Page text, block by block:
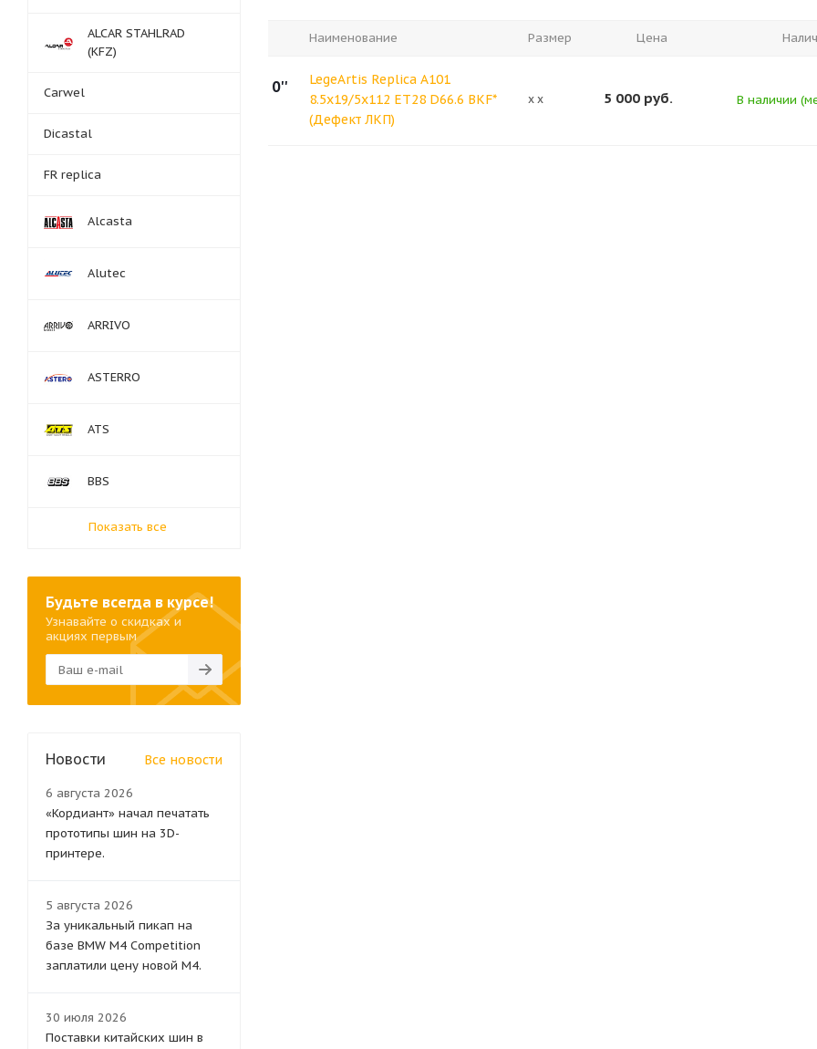
Наименование Размер Цена
0''
LegeArtis Replica A101
8.5x19/5x112 ET28 D66.6 BKF*
(Дефект ЛКП)
x x 5 000 руб. В наличии
ALCAR STAHLRAD
(KFZ)
Carwel
Dicastal
FR replica
Alcasta
Alutec
ARRIVO
ASTERRO
ATS
BBS
Показать все
Будьте всегда в курсе!
Узнавайте о скидках и
акциях первым
Новости Все новости
6 августа 2026
«Кордиант» начал печатать
прототипы шин на 3D-
принтере.
5 августа 2026
За уникальный пикап на
базе BMW M4 Competition
заплатили цену новой M4.
30 июля 2026
Поставки китайских шин в